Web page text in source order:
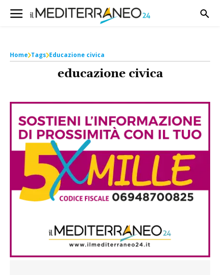
Home Tags Educazione civica
educazione civica